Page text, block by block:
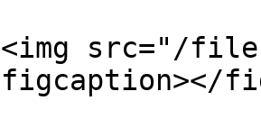
src="/